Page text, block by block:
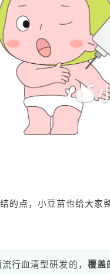
的点，小豆苗也给大家
行血清型研发的， 覆盖